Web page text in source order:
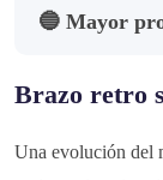
🔵 Mayor
Brazo retro
Una evolución del